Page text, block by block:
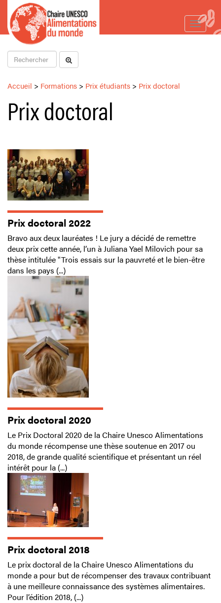
Toggle
Accueil > Formations > Prix étudiants > Prix doctoral
Prix doctoral
Prix doctoral 2022
Bravo aux deux lauréates ! Le jury a décidé de remettre
deux prix cette année, l’un à Juliana Yael Milovich pour sa
thèse intitulée "Trois essais sur la pauvreté et le bien-être
dans les pays (...)
Prix doctoral 2020
Le Prix Doctoral 2020 de la Chaire Unesco Alimentations
du monde récompense une thèse soutenue en 2017 ou
2018, de grande qualité scientifique et présentant un réel
intérêt pour la (...)
Prix doctoral 2018
Le prix doctoral de la Chaire Unesco Alimentations du
monde a pour but de récompenser des travaux contribuant
à une meilleure connaissance des systèmes alimentaires.
Pour l’édition 2018, (...)